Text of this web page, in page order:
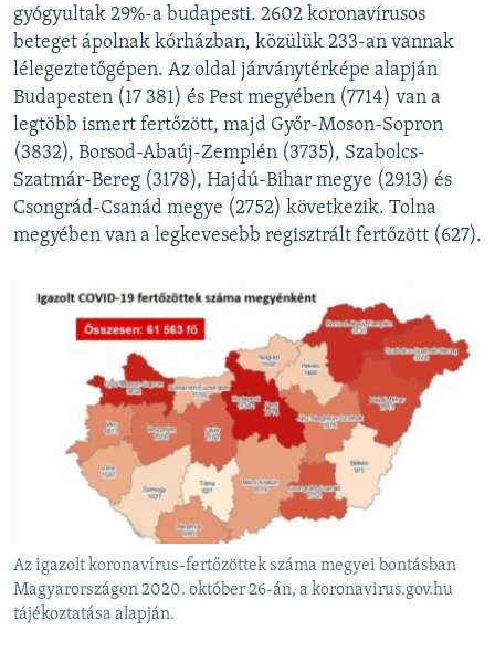
gyógyultak 29%-a budapesti. 2602 koronavírusos
beteget ápolnak kórházban, közülük 233-an vannak
lélegeztetőgépen. Az oldal járványtérképe alapján
Budapesten (17 381) és Pest megyében (7714) van a
legtöbb ismert fertőzött, majd Győr-Moson-Sopron
(3832), Borsod-Abaúj-Zemplén (3735), Szabolcs-
Szatmár-Bereg (3178), Hajdú-Bihar megye (2913) és
Csongrád-Csanád megye (2752) következik. Tolna
megyében van a legkevesebb regisztrált fertőzött (627).
Az igazolt koronavírus-fertőzöttek száma megyei bontásban
Magyarországon 2020. október 26-án, a koronavirus.gov.hu
tájékoztatása alapján.